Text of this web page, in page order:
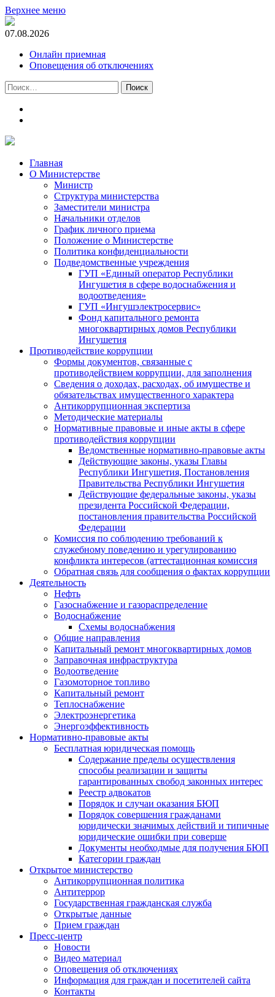
Верхнее меню
07.08.2026
Онлайн приемная
Оповещения об отключениях
Найти:
Главная
О Министерстве
Министр
Cтруктура министерства
Заместители министра
Начальники отделов
График личного приема
Положение о Министерстве
Политика конфиденциальности
Подведомственные учреждения
ГУП «Единый оператор Республики
Ингушетия в сфере водоснабжения и
водоотведения»
ГУП «Ингушэлектросервис»
Фонд капитального ремонта
многоквартирных домов Республики
Ингушетия
Противодействие коррупции
Формы документов, связанные с
противодействием коррупции, для заполнения
Сведения о доходах, расходах, об имуществе и
обязательствах имущественного характера
Антикоррупционная экспертиза
Методические материалы
Нормативные правовые и иные акты в сфере
противодействия коррупции
Ведомственные нормативно-правовые акты
Действующие законы, указы Главы
Республики Ингушетия, Постановления
Правительства Республики Ингушетия
Действующие федеральные законы, указы
президента Российской Федерации,
постановления правительства Российской
Федерации
Комиссия по соблюдению требований к
служебному поведению и урегулированию
конфликта интересов (аттестационная комиссия
Обратная связь для сообщения о фактах коррупции
Деятельность
Нефть
Газоснабжение и газораспределение
Водоснабжение
Схемы водоснабжения
Общие направления
Капитальный ремонт многоквартирных домов
Заправочная инфраструктура
Водоотведение
Газомоторное топливо
Капитальный ремонт
Теплоснабжение
Электроэнергетика
Энергоэффективность
Нормативно-правовые акты
Бесплатная юридическая помощь
Содержание пределы осуществления
способы реализации и защиты
гарантированных свобод законных интерес
Реестр адвокатов
Порядок и случаи оказания БЮП
Порядок совершения гражданами
юридически значимых действий и типичные
юридические ошибки при соверше
Документы необходмые для получения БЮП
Категории граждан
Открытое министерство
Антикоррупционная политика
Антитеррор
Государственная гражданская служба
Открытые данные
Прием граждан
Пресс-центр
Новости
Видео материал
Оповещения об отключениях
Информация для граждан и посетителей сайта
Контакты